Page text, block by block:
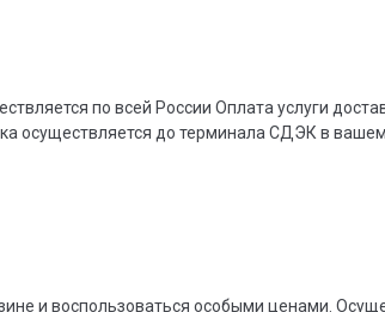
по всей России Оплата услуги
осуществляется до терминала СДЭК в
и воспользоваться особыми ценами.